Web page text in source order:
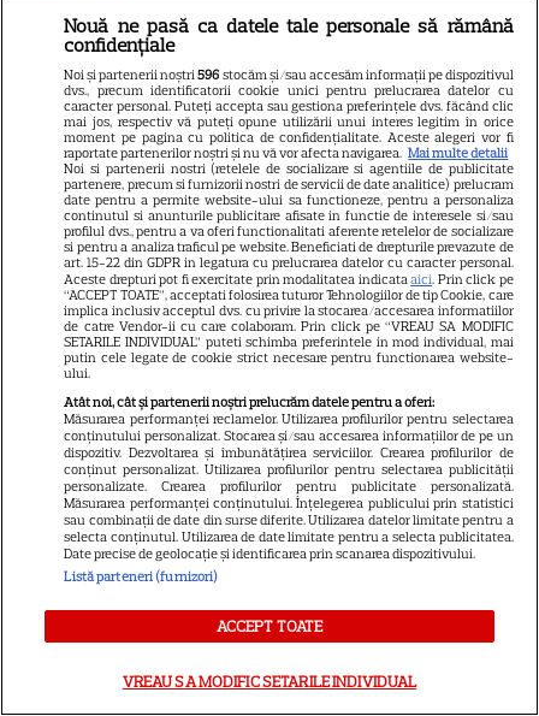
9
Meryl Streep, gest
impresionant pentru Anne
Hathaway și Emily Blunt la
„Diavolul se îmbracă de la
Prada 2”. Ce salarii ar fi primit
actrițele
ŞTIRI
Ringier România își stabilește
direcția pentru viitor: o
structură de conducere
concentrată în jurul unităților
de business Media și
Collectibles
VEDETE ROMÂNEŞTI
despre iubirea cu Valentin
Nouă ne pasă ca datele tale personale să rămână
confidențiale
Noi și partenerii noștri596 stocăm și/sau accesăm informații pe dispozitivul
dvs., precum identificatorii cookie unici pentru prelucrarea datelor cu
caracter personal. Puteți accepta sau gestiona preferințele dvs. făcând clic
mai jos, respectiv vă puteți opune utilizării unui interes legitim în orice
moment pe pagina cu politica de confidențialitate. Aceste alegeri vor fi
raportate partenerilor noștri și nu vă vor afecta navigarea. Mai multe detalii
Noi si partenerii nostri (retelele de socializare si agentiile de publicitate
partenere, precum si furnizorii nostri de servicii de date analitice) prelucram
date pentru a permite website-ului sa functioneze, pentru a personaliza
continutul si anunturile publicitare afisate in functie de interesele si/sau
profilul dvs., pentru a va oferi functionalitati aferente retelelor de socializare
si pentru a analiza traficul pe website. Beneficiati de drepturile prevazute de
art. 15-22 din GDPR in legatura cu prelucrarea datelor cu caracter personal.
Aceste drepturi pot fi exercitate prin modalitatea indicataaici. Prin click pe
“ACCEPT TOATE”, acceptati folosirea tuturor Tehnologiilor de tip Cookie, care
implica inclusiv acceptul dvs. cu privire la stocarea/accesarea informatiilor
de catre Vendor-ii cu care colaboram. Prin click pe “VREAU SA MODIFIC
SETARILE INDIVIDUAL” puteti schimba preferintele in mod individual, mai
putin cele legate de cookie strict necesare pentru functionarea website-
ului.
Atât noi, cât și partenerii noștri prelucrăm datele pentru a oferi:
Măsurarea performanței reclamelor. Utilizarea profilurilor pentru selectarea
conținutului personalizat. Stocarea și/sau accesarea informațiilor de pe un
dispozitiv. Dezvoltarea și îmbunătățirea serviciilor. Crearea profilurilor de
conținut personalizat. Utilizarea profilurilor pentru selectarea publicității
personalizate. Crearea profilurilor pentru publicitate personalizată.
Măsurarea performanței conținutului. Înțelegerea publicului prin statistici
sau combinații de date din surse diferite. Utilizarea datelor limitate pentru a
selecta conținutul. Utilizarea de date limitate pentru a selecta publicitatea.
Date precise de geolocație și identificarea prin scanarea dispozitivului.
Listă parteneri (furnizori)
ACCEPT TOATE
VREAU SA MODIFIC SETARILE INDIVIDUAL